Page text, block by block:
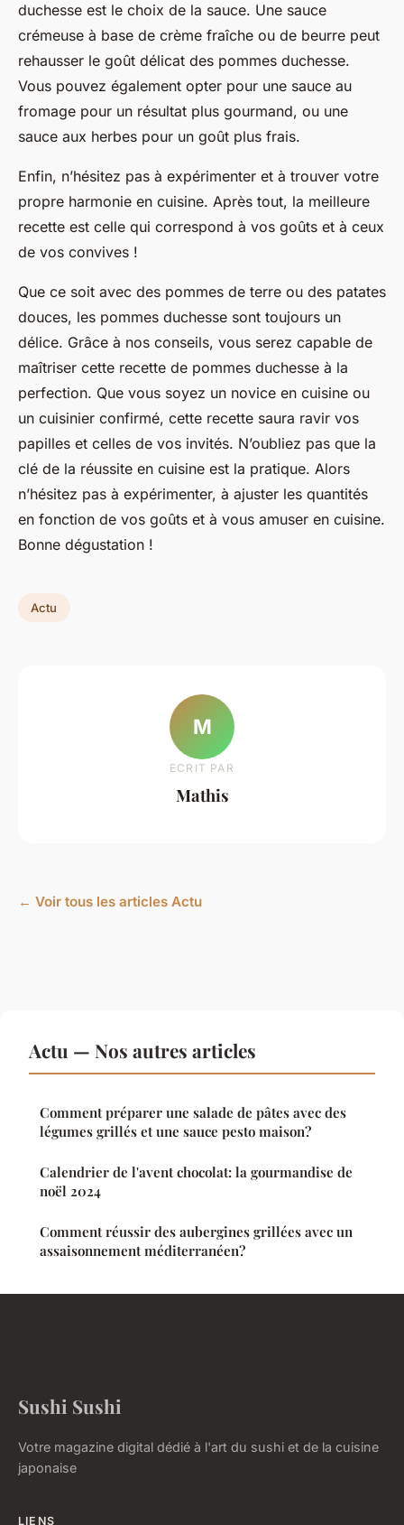
duchesse est le choix de la sauce. Une sauce
crémeuse à base de crème fraîche ou de beurre peut
rehausser le goût délicat des pommes duchesse.
Vous pouvez également opter pour une sauce au
fromage pour un résultat plus gourmand, ou une
sauce aux herbes pour un goût plus frais.
Enfin, n’hésitez pas à expérimenter et à trouver votre
propre harmonie en cuisine. Après tout, la meilleure
recette est celle qui correspond à vos goûts et à ceux
de vos convives !
Que ce soit avec des pommes de terre ou des patates
douces, les pommes duchesse sont toujours un
délice. Grâce à nos conseils, vous serez capable de
maîtriser cette recette de pommes duchesse à la
perfection. Que vous soyez un novice en cuisine ou
un cuisinier confirmé, cette recette saura ravir vos
papilles et celles de vos invités. N’oubliez pas que la
clé de la réussite en cuisine est la pratique. Alors
n’hésitez pas à expérimenter, à ajuster les quantités
en fonction de vos goûts et à vous amuser en cuisine.
Bonne dégustation !
Actu
M
ECRIT PAR
Mathis
← Voir tous les articles Actu
Actu — Nos autres articles
Comment préparer une salade de pâtes avec des
légumes grillés et une sauce pesto maison?
Calendrier de l'avent chocolat: la gourmandise de
noël 2024
Comment réussir des aubergines grillées avec un
assaisonnement méditerranéen?
Sushi Sushi
Votre magazine digital dédié à l'art du sushi et de la cuisine
japonaise
LIENS